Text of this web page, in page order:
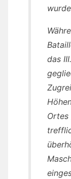
das
Ortes